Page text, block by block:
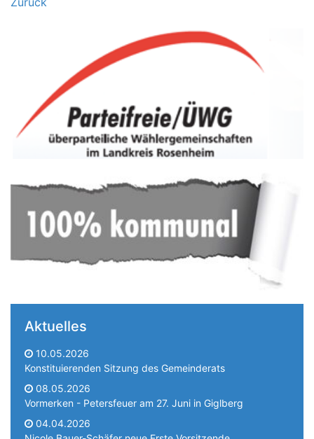
Aktuelles
10.05.2026
Konstituierenden Sitzung des Gemeinderats
08.05.2026
Vormerken - Petersfeuer am 27. Juni in Giglberg
04.04.2026